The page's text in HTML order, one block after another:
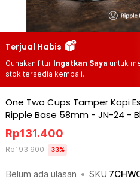
Terjual Habis
Gunakan fitur Ingatkan Saya untuk
stok tersedia kembali.
One Two Cups Tamper Kopi
Ripple Base 58mm - JN-24 -
Belum ada ulasan • SKU
Rp131.400
Rp193.900 33%